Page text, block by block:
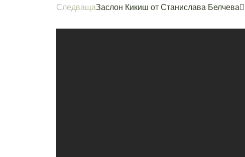
СледващаЗаслон Кикиш от Станислава Белчева